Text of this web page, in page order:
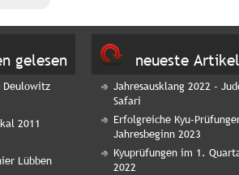
gelesen
Deulowitz
2011
Lübben
neueste Artikel
Jahresausklang 2022 -
Safari
Erfolgreiche Kyu-
Jahresbeginn 2023
Kyuprüfungen im 1.
2022